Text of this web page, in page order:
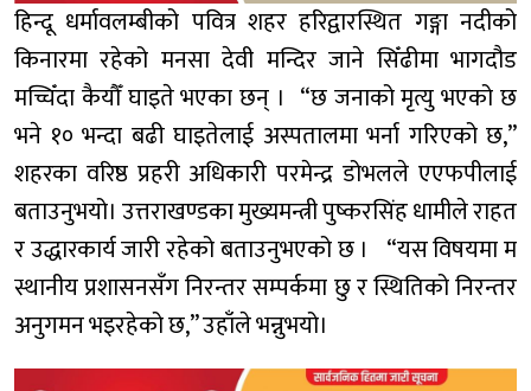
हिन्दू धर्मावलम्बीको पवित्र शहर हरिद्वारस्थित गङ्गा नदीको
किनारमा रहेको मनसा देवी मन्दिर जाने सिँढीमा भागदौड
मच्चिँदा कैयौँ घाइते भएका छन् । “छ जनाको मृत्यु भएको छ
भने १० भन्दा बढी घाइतेलाई अस्पतालमा भर्ना गरिएको छ,”
शहरका वरिष्ठ प्रहरी अधिकारी परमेन्द्र डोभलले एएफपीलाई
बताउनुभयो। उत्तराखण्डका मुख्यमन्त्री पुष्करसिंह धामीले राहत
र उद्धारकार्य जारी रहेको बताउनुभएको छ । “यस विषयमा म
स्थानीय प्रशासनसँग निरन्तर सम्पर्कमा छु र स्थितिको निरन्तर
अनुगमन भइरहेको छ,” उहाँले भन्नुभयो।